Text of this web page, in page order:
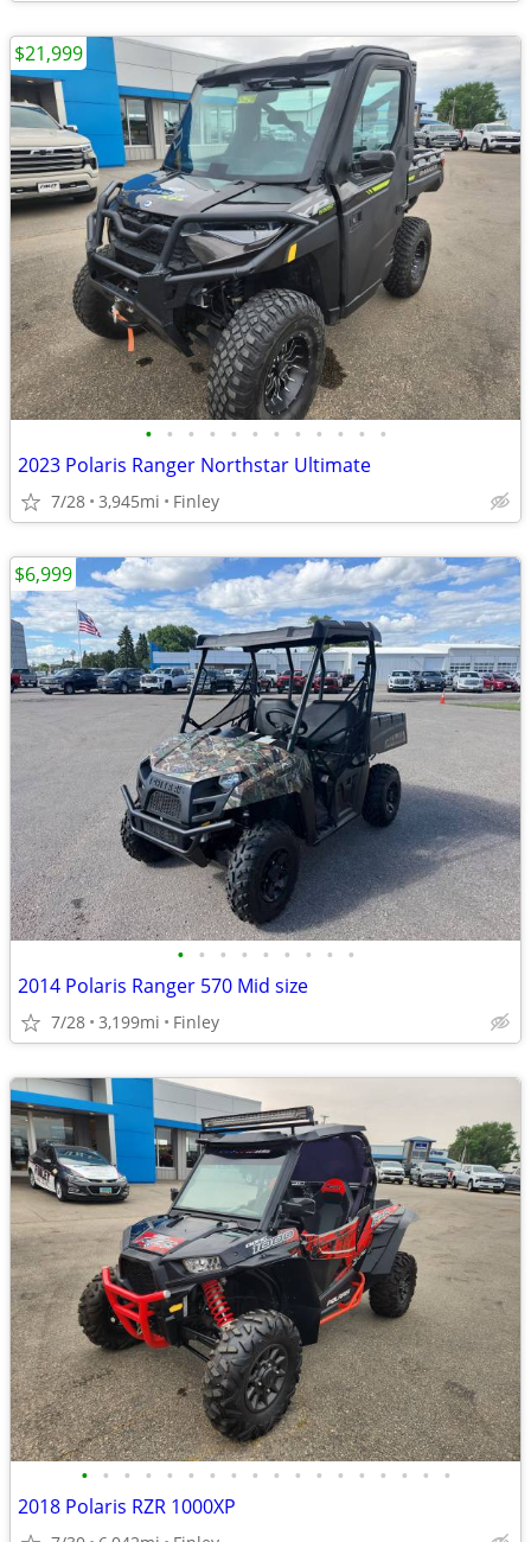
• • • • • • • • • • • •
2023 Polaris Ranger Northstar Ultimate
7/28 3,945mi Finley
$21,999
• • • • • • • • •
2014 Polaris Ranger 570 Mid size
7/28 3,199mi Finley
$6,999
• • • • • • • • • • • • • • • • • •
2018 Polaris RZR 1000XP